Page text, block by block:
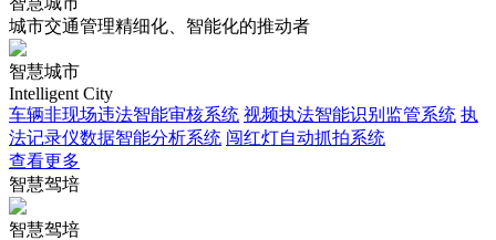
城市交通管理精细化、智能化的推动者
智慧城市
Intelligent City
车辆非现场违法智能审核系统 视频执法智能识别监管系统 执
法记录仪数据智能分析系统 闯红灯自动抓拍系统
查看更多
智慧驾培
智慧驾培